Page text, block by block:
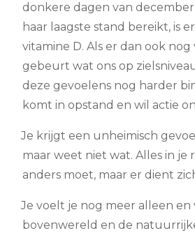
donkere dagen van
haar laagste stand bereikt, is
vitamine D. Als er dan ook
gebeurt wat ons op
deze gevoelens nog harder
komt in opstand en wil actie
Je krijgt een unheimisch
maar weet niet wat. Alles in je
anders moet, maar er dient
Je voelt je nog meer alleen en
bovenwereld en de